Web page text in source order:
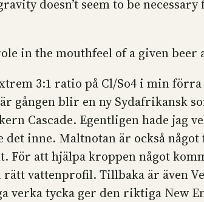
doesn’t seem to be
in the mouthfeel of a given
3:1 ratio på Cl/So4 i min
gången blir en ny Sydafrikansk
Cascade. Egentligen hade jag
det inne. Maltnotan är också
För att hjälpa kroppen något
vattenprofil. Tillbaka är även
verka tycka ger den riktiga New